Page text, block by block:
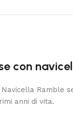
con
Navicella Ramble
anni di vita.